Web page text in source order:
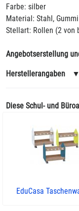
Farbe: silber
Material: Stahl, Gummi
Stellart: Rollen (2 von
Angebotserstellung
Herstellerangaben ▼
Diese Schul- und
EduCasa